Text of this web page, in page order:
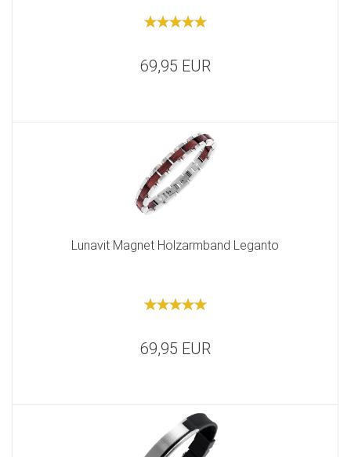
69,95 EUR
Lunavit Magnet Holzarmband Leganto
69,95 EUR